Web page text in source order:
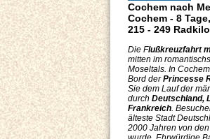
Cochem nach
Cochem - 8
215 - 249
Die Flußkreuzfahrt
mitten im
Moseltals. In
Bord derPrincesse
Sie dem Lauf der
durch Deutschland,
Frankreich.
älteste Stadt
2000 Jahren von